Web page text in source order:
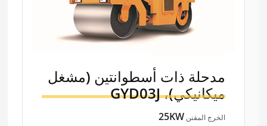
مدحلة ذات أسطوانتين (مشغل
ميكانيكي)،GYD03J
الخرج المقنن25KW